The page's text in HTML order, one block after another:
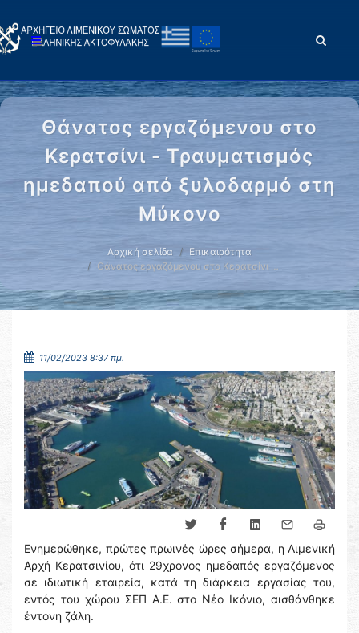
Θάνατος εργαζόμενου στο
Κερατσίνι - Τραυματισμός
ημεδαπού από ξυλοδαρμό στη
Μύκονο
Αρχική σελίδα
Επικαιρότητα
Θάνατος εργαζόμενου στο Κερατσίνι …
11/02/2023 8:37 πμ.
Ενημερώθηκε, πρώτες πρωινές ώρες σήμερα, η Λιμενική
Αρχή Κερατσινίου, ότι 29χρονος ημεδαπός εργαζόμενος
σε ιδιωτική εταιρεία, κατά τη διάρκεια εργασίας του,
εντός του χώρου ΣΕΠ Α.Ε. στο Νέο Ικόνιο, αισθάνθηκε
έντονη ζάλη.